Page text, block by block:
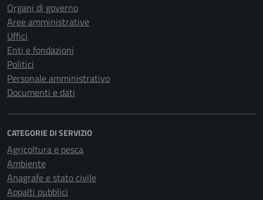
Organi di governo
Aree amministrative
Uffici
Enti e fondazioni
Politici
Personale amministrativo
Documenti e dati
CATEGORIE DI SERVIZIO
Agricoltura e pesca
Ambiente
Anagrafe e stato civile
Appalti pubblici